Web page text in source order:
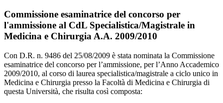
Commissione esaminatrice del concorso per
l'ammissione al CdL Specialistica/Magistrale in
Medicina e Chirurgia A.A. 2009/2010
Con D.R. n. 9486 del 25/08/2009 è stata nominata la Commissione
esaminatrice del concorso per l’ammissione, per l’Anno Accademico
2009/2010, al corso di laurea specialistica/magistrale a ciclo unico in
Medicina e Chirurgia presso la Facoltà di Medicina e Chirurgia di
questa Università, che risulta così composta: